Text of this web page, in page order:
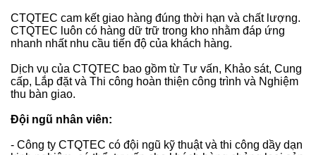
CTQTEC cam kết giao hàng đúng thời hạn và chất lượng.
CTQTEC luôn có hàng dữ trữ trong kho nhằm đáp ứng
nhanh nhất nhu cầu tiến độ của khách hàng.
Dịch vụ của CTQTEC bao gồm từ Tư vấn, Khảo sát, Cung
cấp, Lắp đặt và Thi công hoàn thiện công trình và Nghiệm
thu bàn giao.
Đội ngũ nhân viên:
- Công ty CTQTEC có đội ngũ kỹ thuật và thi công dầy dạn